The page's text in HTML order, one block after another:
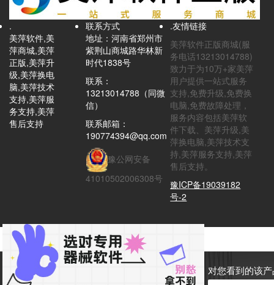
.
美萍软件,美
萍商城,美萍
正版,美萍升
级,美萍换电
脑,美萍技术
支持,美萍服
务支持,美萍
售后支持
联系方式
地址：河南省郑州市
紫荆山商城路华林新
时代1838号
联系：
13213014788（同微
信）
联系邮箱：
190774394@qq.com
豫公网安备
41010502006308号
.友情链接
美萍软件正版商城(服
务电话13213014788)
致力于为10万+家美萍
用户提供一站式服务
支持,免费升级,免费换
电脑,免费故障处理，
服务内容包括美萍软
件下载、美萍升级,美
萍换电脑,美萍技术支
持,美萍服务支持,美萍
售后支持。
豫ICP备19039182
号-2
对您看到的该